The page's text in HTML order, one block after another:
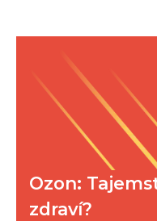
Ozon:
zdraví?